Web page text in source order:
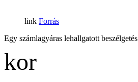
Forrás
Egy számlagyáras lehallgatott